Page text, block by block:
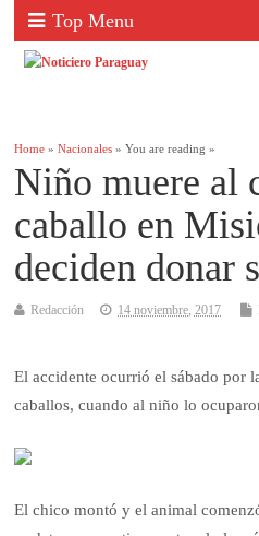
Top Menu
Home »Nacionales » You are reading »
Niño muere al
caballo en
deciden donar
Redacción 14 noviembre, 2017
El accidente ocurrió el sábado por
caballos, cuando al niño lo
El chico montó y el animal